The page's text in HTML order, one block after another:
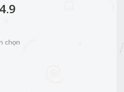
4.9
chọn